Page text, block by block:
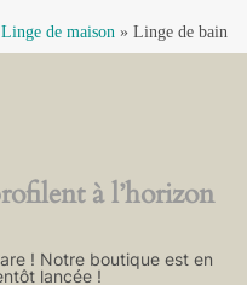
Linge de maison » Linge de bain
à l’horizon
! Notre boutique est en
lancée !